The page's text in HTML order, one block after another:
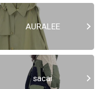
AURALEE
sacai